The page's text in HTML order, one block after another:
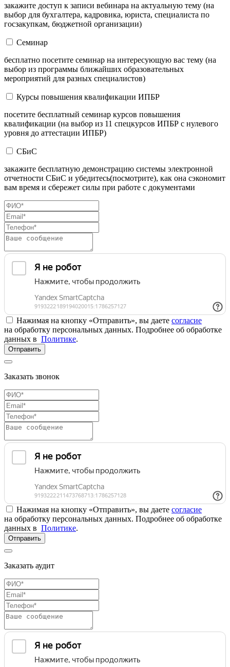
закажите доступ к записи вебинара на актуальную тему (на
выбор для бухгалтера, кадровика, юриста, специалиста по
госзакупкам, бюджетной организации)
Семинар
бесплатно посетите семинар на интересующую вас тему (на
выбор из программы ближайших образовательных
мероприятий для разных специалистов)
Курсы повышения квалификации ИПБР
посетите бесплатный семинар курсов повышения
квалификации (на выбор из 11 спецкурсов ИПБР с нулевого
уровня до аттестации ИПБР)
СБиС
закажите бесплатную демонстрацию системы электронной
отчетности СБиС и убедитесь(посмотрите), как она сэкономит
вам время и сбережет силы при работе с документами
Нажимая на кнопку «Отправить», вы даете согласие
на обработку персональных данных. Подробнее об обработке
данных в Политике.
Отправить
Заказать звонок
Нажимая на кнопку «Отправить», вы даете согласие
на обработку персональных данных. Подробнее об обработке
данных в Политике.
Отправить
Заказать аудит